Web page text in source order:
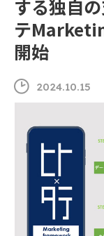
する独自
テ
開始
2024.10.15